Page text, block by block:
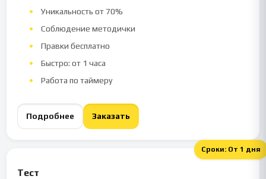
Уникальность от 70%
Соблюдение методички
Правки бесплатно
Быстро: от 1 часа
Работа по таймеру
Подробнее Заказать
Сроки: От 1 дня
Тест